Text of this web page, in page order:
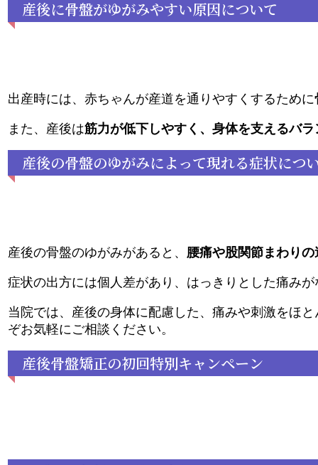
産後に骨盤がゆがみやすい原因について
出産時には、赤ちゃんが産道を通りやすくするために
また、産後は筋力が低下しやすく、身体を支えるバ
産後の骨盤のゆがみによって現れる症状につ
産後の骨盤のゆがみがあると、 腰痛や股関節まわりの
症状の出方には個人差があり、はっきりとした痛み
当院では、産後の身体に配慮した、痛みや刺激をほ
ぞお気軽にご相談ください。
産後骨盤矯正の初回特別キャンペーン